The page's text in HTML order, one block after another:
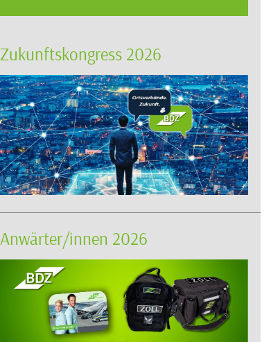
Zukunftskongress 2026
Anwärter/innen 2026